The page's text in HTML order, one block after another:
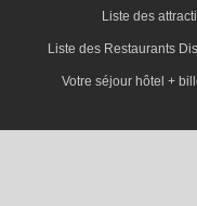
Liste des
Liste des Restaurants
Votre séjour hôtel +